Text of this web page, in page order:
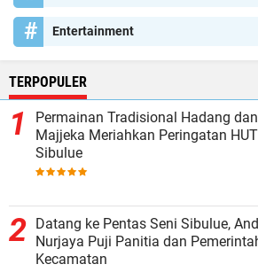
Entertainment
TERPOPULER
Permainan Tradisional Hadang dan
Majjeka Meriahkan Peringatan
Sibulue
Datang ke Pentas Seni Sibulue,
Nurjaya Puji Panitia dan
Kecamatan